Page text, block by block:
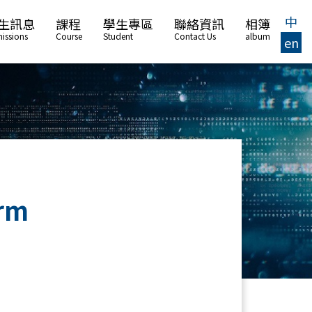
中
en
訊息 課程
Course
學生專區
Student
聯絡資訊
Contact Us
相簿
album